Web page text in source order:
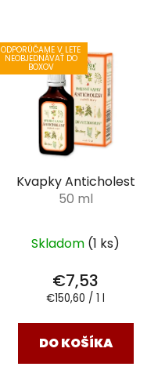
ODPORÚČAME V LETE
NEOBJEDNÁVAŤ DO
BOXOV
Kvapky Anticholest
50 ml
Skladom (1 ks)
€7,53
Jednotková
€150,60 / 1 l
DO KOŠÍKA